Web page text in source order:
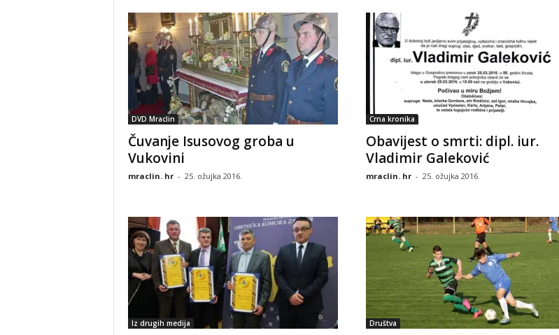
DVD Mraclin
Čuvanje Isusovog groba u
Vukovini
mraclin. hr - 25. ožujka 2016.
Crna kronika
Obavijest o smrti: dipl. iur.
Vladimir Galeković
mraclin. hr - 25. ožujka 2016.
Iz drugih medija Društva